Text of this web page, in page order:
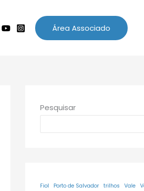
Área Associado
Pesquisar
Fiol Porto de Salvador trilhos Vale